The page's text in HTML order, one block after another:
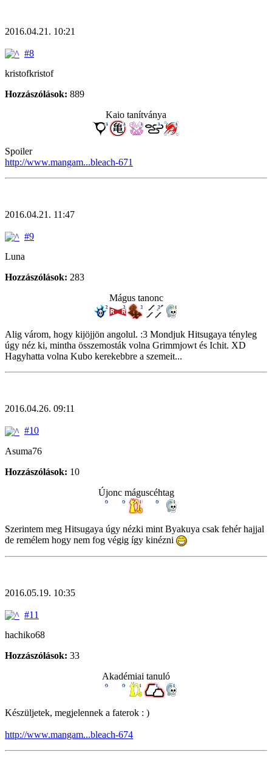
2016.04.21. 10:21
#8
kristofkristof
Hozzászólások: 889
Kaio tanítványa
Spoiler
http://www.mangam...bleach-671
2016.04.21. 11:47
#9
Luna
Hozzászólások: 283
Mágus tanonc
Alig várom, hogy kijöjjön angolul. :3 Mondjuk Hitsugaya tényleg
úgy néz ki, mintha összemosták volna Grimmjowt és Ichit. XD
Hagyhatta volna Kubo kerekebbre a szemeit...
2016.04.26. 09:11
#10
Asuma76
Hozzászólások: 10
Újonc máguscéhtag
Szerintem meg Hitsugaya úgy nézki mint Byakuya csak fehér hajjal
de remélem hogy nem fog végig így kinézni
2016.05.19. 10:35
#11
hachiko68
Hozzászólások: 33
Akadémiai tanuló
Készüljetek, megjelennek a faterok : )
http://www.mangam...bleach-674